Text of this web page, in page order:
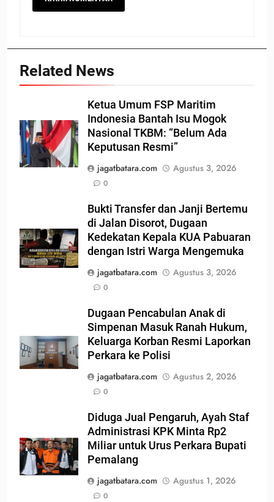
Related News
Ketua Umum FSP Maritim
Indonesia Bantah Isu Mogok
Nasional TKBM: “Belum Ada
Keputusan Resmi”
jagatbatara.com
Agustus 3, 2026
0
Bukti Transfer dan Janji Bertemu
di Jalan Disorot, Dugaan
Kedekatan Kepala KUA Pabuaran
dengan Istri Warga Mengemuka
jagatbatara.com
Agustus 3, 2026
0
Dugaan Pencabulan Anak di
Simpenan Masuk Ranah Hukum,
Keluarga Korban Resmi Laporkan
Perkara ke Polisi
jagatbatara.com
Agustus 2, 2026
0
Diduga Jual Pengaruh, Ayah Staf
Administrasi KPK Minta Rp2
Miliar untuk Urus Perkara Bupati
Pemalang
jagatbatara.com
Agustus 1, 2026
0